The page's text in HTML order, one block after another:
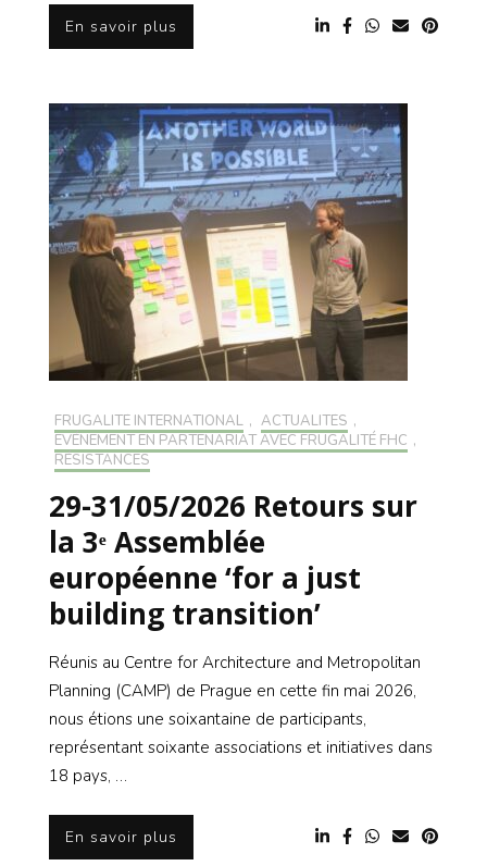
En savoir plus
FRUGALITÉ INTERNATIONAL , ACTUALITÉS ,
EVÉNEMENT EN PARTENARIAT AVEC FRUGALITÉ FHC ,
RÉSISTANCES
29-31/05/2026 Retours sur
la 3ᵉ Assemblée
européenne ‘for a just
building transition’
Réunis au Centre for Architecture and Metropolitan
Planning (CAMP) de Prague en cette fin mai 2026,
nous étions une soixantaine de participants,
représentant soixante associations et initiatives dans
18 pays, …
En savoir plus